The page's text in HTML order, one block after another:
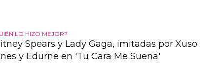
LO HIZO MEJOR?
Spears y Lady Gaga, imitadas por Xuso
y Edurne en 'Tu Cara Me Suena'